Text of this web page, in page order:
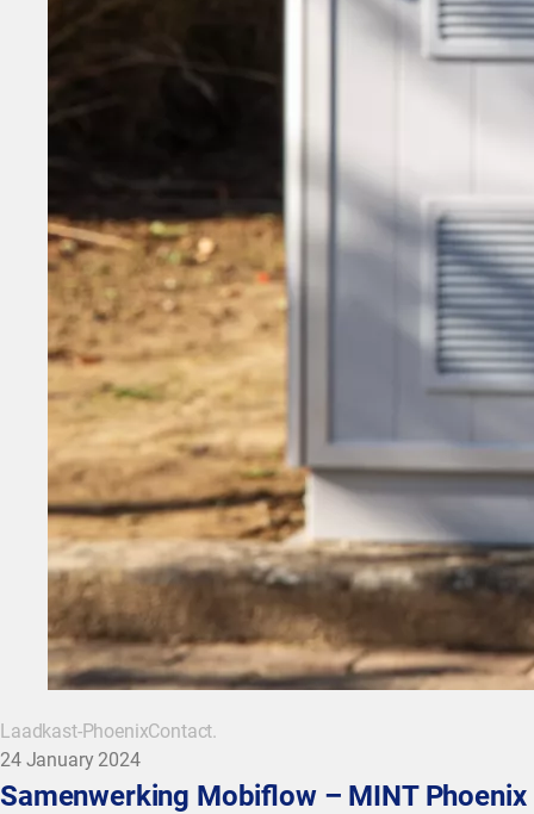
Laadkast-PhoenixContact.
24 January 2024
Samenwerking Mobiflow – MINT